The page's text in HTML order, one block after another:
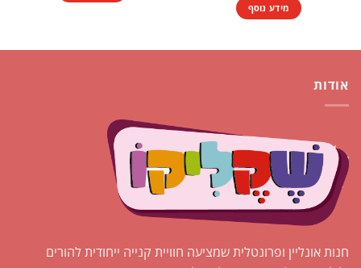
מידע נוסף
אודות
חנות אונליין ופרונטלית שמציעה חוויית קנייה ייחודית להורים